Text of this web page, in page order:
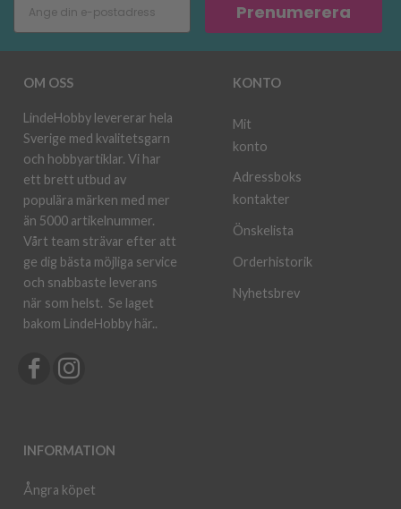
Prenumerera
OM OSS
LindeHobby levererar hela
Sverige med kvalitetsgarn
och hobbyartiklar. Vi har
ett brett utbud av
populära märken med mer
än 5000 artikelnummer.
Vårt team strävar efter att
ge dig bästa möjliga service
och snabbaste leverans
när som helst. Se laget
bakom LindeHobby här..
INFORMATION
Ångra köpet
KONTO
Mit
konto
Adressboks
kontakter
Önskelista
Orderhistorik
Nyhetsbrev